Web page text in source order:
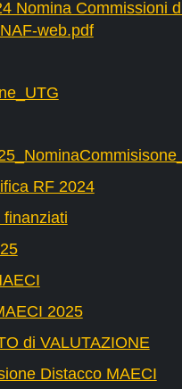
Nomina Commissioni
web.pdf
RF 2024
2025
di VALUTAZIONE
Distacco MAECI